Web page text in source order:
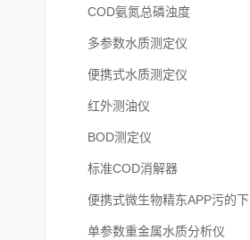
COD氨氮总磷浊度
多参数水质测定仪
便携式水质测定仪
红外测油仪
BOD测定仪
标准COD消解器
便携式微生物精东APP污的下
载安装
单参数重金属水质分析仪